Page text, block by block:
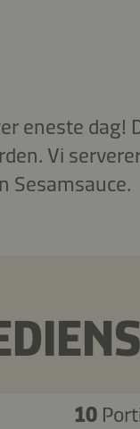
eneste
Vi
Sesamsauce.
10